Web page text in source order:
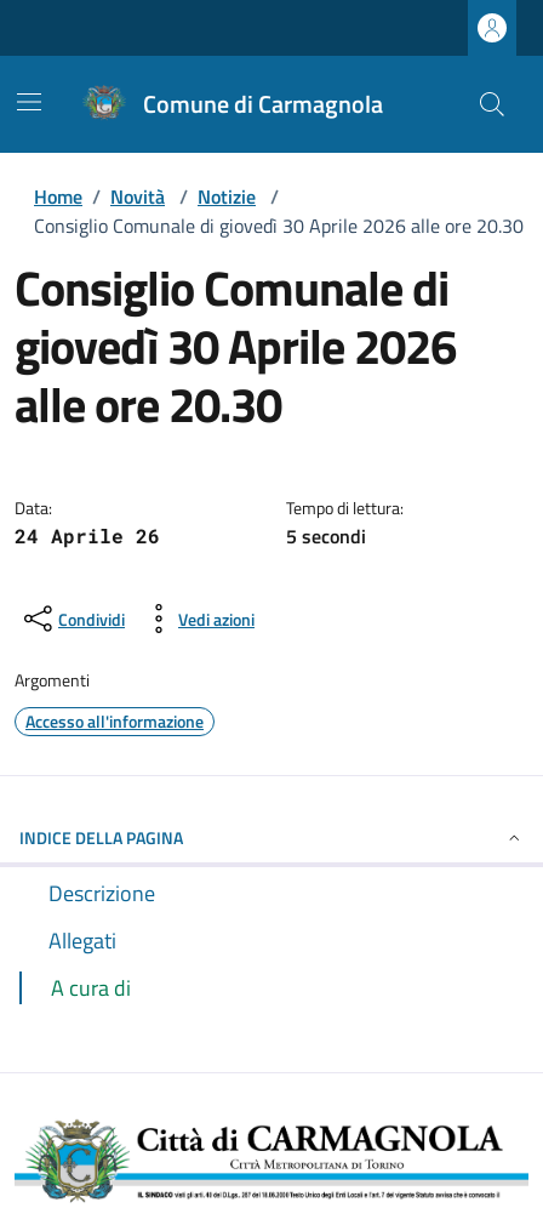
Comune di Carmagnola
Home / Novità / Notizie /
Consiglio Comunale di giovedì 30 Aprile 2026 alle ore 20.30
Consiglio Comunale di
giovedì 30 Aprile 2026
alle ore 20.30
Data:
24 Aprile 26
Tempo di lettura:
5 secondi
Condividi Vedi azioni
Argomenti
Accesso all'informazione
INDICE DELLA PAGINA
Descrizione
Allegati
A cura di